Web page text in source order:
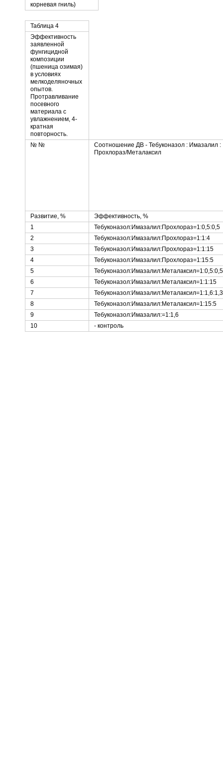
корневая гниль)
Таблица 4
Эффективность
заявленной
фунгицидной
композиции
(пшеница озимая)
в условиях
мелкоделяночных
опытов.
Протравливание
посевного
материала с
увлажнением, 4-
кратная
повторность.
№ №
Соотношение ДВ - Тебуконазол : Имазалил :
Прохлораз/Металаксил
Развитие, %
Эффективность, %
1
Тебуконазол:Имазалил:Прохлораз=1:0,5:0,5
2
Тебуконазол:Имазалил:Прохлораз=1:1:4
3
Тебуконазол:Имазалил:Прохлораз=1:1:15
4
Тебуконазол:Имазалил:Прохлораз=1:15:5
5
Тебуконазол:Имазалил:Металаксил=1:0,5:0,5
6
Тебуконазол:Имазалил:Металаксил=1:1:15
7
Тебуконазол:Имазалил:Металаксил=1:1,6:1,3
8
Тебуконазол:Имазалил:Металаксил=1:15:5
9
Тебуконазол:Имазалил:=1:1,6
10
- контроль